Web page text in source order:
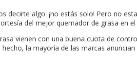
decirte algo: ¡no estás solo! Pero no
del mejor quemador de grasa en
vienen con una buena cuota de
la mayoría de las marcas